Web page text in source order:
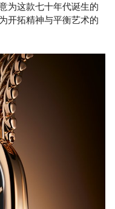
为这款七十年代诞生的
开拓精神与平衡艺术的